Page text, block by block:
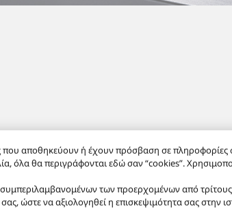
Class
Προσωπικών Δεδομένων Πολιτική cookies
που αποθηκεύουν ή έχουν πρόσβαση σε πληροφορίες
όλα θα περιγράφονται εδώ σαν “cookies”.
των προερχομένων από
ώστε να αξιολογηθεί η επισκεψιμότητα σας στην